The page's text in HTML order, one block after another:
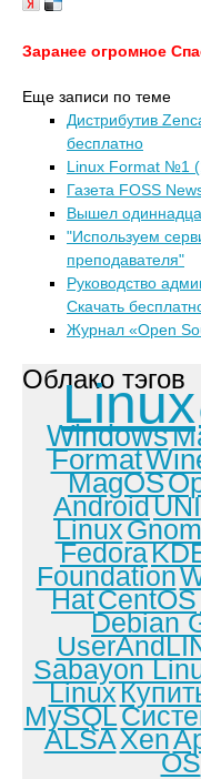
Заранее огромное
Еще записи по теме
Дистрибутив
бесплатно
Linux Format №1
Газета FOSS
Вышел
"Используем
преподавателя"
Руководство
Скачать
Журнал «Open
Облако тэгов
Linux
Windows
Format
MagOS
Android
Linux
Fedora
Foundation
HatCentOS
Debian
Sabayon
Linux
MySQL
ALSAXen
OS